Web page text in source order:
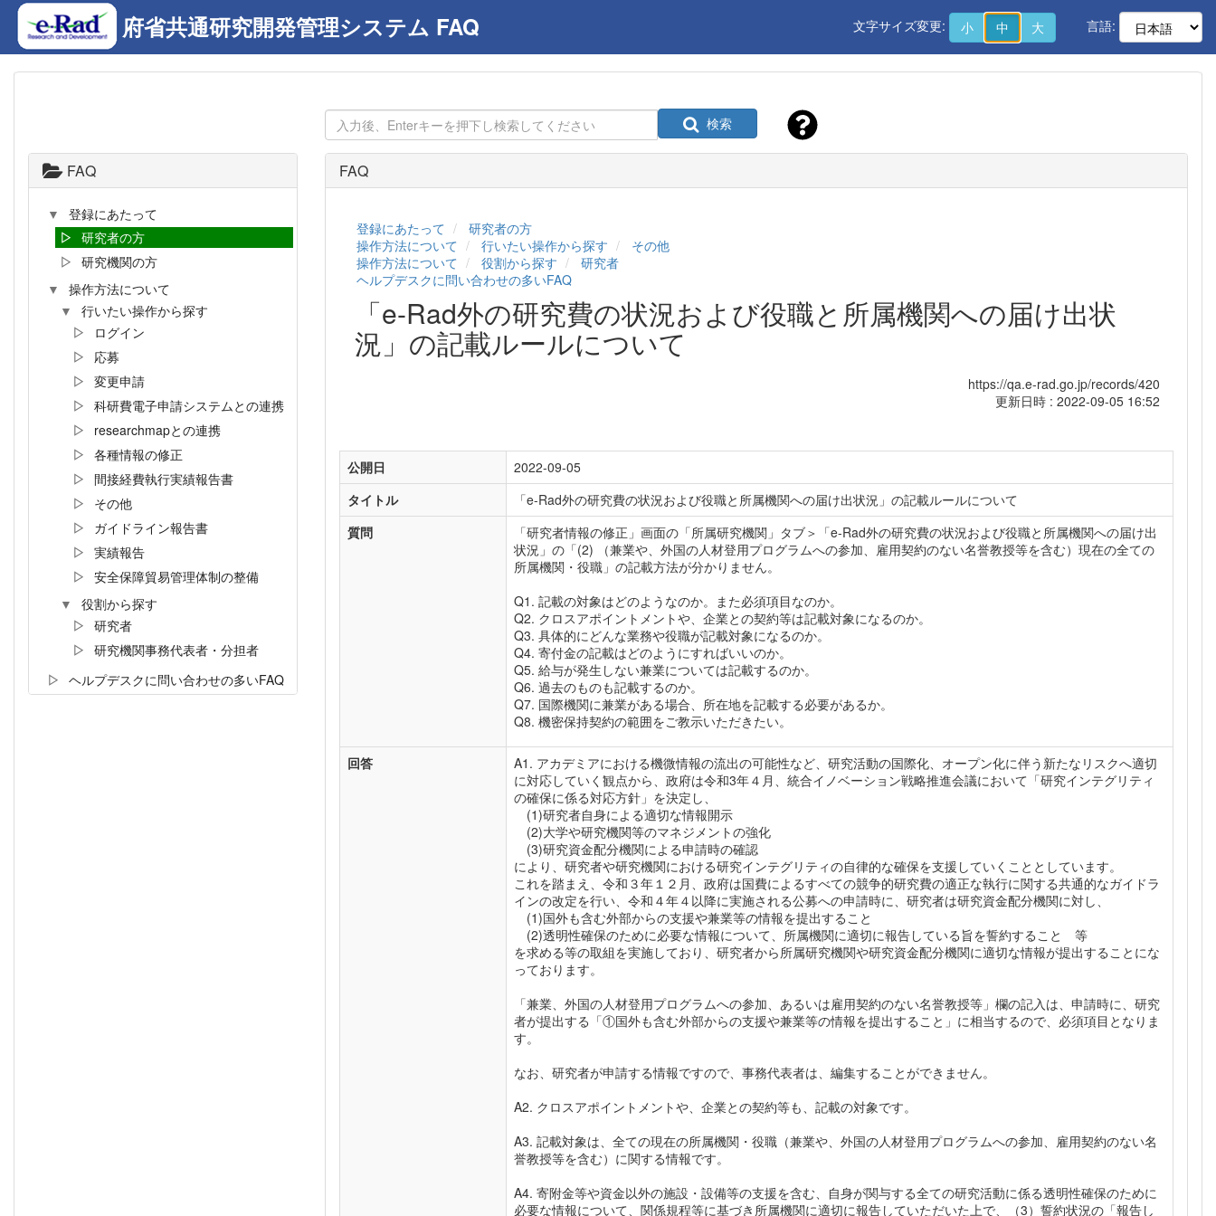
府省共通研究開発管理システム FAQ 文字サイズ変更: 小 中 大 言語:
検索
FAQ
登録にあたって
研究者の方
研究機関の方
操作方法について
行いたい操作から探す
ログイン
応募
変更申請
科研費電子申請システムとの連携
researchmapとの連携
各種情報の修正
間接経費執行実績報告書
その他
ガイドライン報告書
実績報告
安全保障貿易管理体制の整備
役割から探す
研究者
研究機関事務代表者・分担者
ヘルプデスクに問い合わせの多いFAQ
FAQ
登録にあたって
研究者の方
操作方法について
行いたい操作から探す
その他
操作方法について
役割から探す
研究者
ヘルプデスクに問い合わせの多いFAQ
「e-Rad外の研究費の状況および役職と所属機関への届け出状
況」の記載ルールについて
https://qa.e-rad.go.jp/records/420
更新日時 : 2022-09-05 16:52
公開日
2022-09-05
タイトル
「e-Rad外の研究費の状況および役職と所属機関への届け出状況」の記載ルールについて
質問
「研究者情報の修正」画面の「所属研究機関」タブ＞「e-Rad外の研究費の状況および役職と所属機関への届け出
状況」の「(2) （兼業や、外国の人材登用プログラムへの参加、雇用契約のない名誉教授等を含む）現在の全ての
所属機関・役職」の記載方法が分かりません。
Q1. 記載の対象はどのようなのか。また必須項目なのか。
Q2. クロスアポイントメントや、企業との契約等は記載対象になるのか。
Q3. 具体的にどんな業務や役職が記載対象になるのか。
Q4. 寄付金の記載はどのようにすればいいのか。
Q5. 給与が発生しない兼業については記載するのか。
Q6. 過去のものも記載するのか。
Q7. 国際機関に兼業がある場合、所在地を記載する必要があるか。
Q8. 機密保持契約の範囲をご教示いただきたい。
回答
A1. アカデミアにおける機微情報の流出の可能性など、研究活動の国際化、オープン化に伴う新たなリスクへ適切
に対応していく観点から、政府は令和3年４月、統合イノベーション戦略推進会議において「研究インテグリティ
の確保に係る対応方針」を決定し、
(1)研究者自身による適切な情報開示
(2)大学や研究機関等のマネジメントの強化
(3)研究資金配分機関による申請時の確認
により、研究者や研究機関における研究インテグリティの自律的な確保を支援していくこととしています。
これを踏まえ、令和３年１２月、政府は国費によるすべての競争的研究費の適正な執行に関する共通的なガイドラ
インの改定を行い、令和４年４以降に実施される公募への申請時に、研究者は研究資金配分機関に対し、
(1)国外も含む外部からの支援や兼業等の情報を提出すること
(2)透明性確保のために必要な情報について、所属機関に適切に報告している旨を誓約すること　等
を求める等の取組を実施しており、研究者から所属研究機関や研究資金配分機関に適切な情報が提出することにな
っております。
「兼業、外国の人材登用プログラムへの参加、あるいは雇用契約のない名誉教授等」欄の記入は、申請時に、研究
者が提出する「①国外も含む外部からの支援や兼業等の情報を提出すること」に相当するので、必須項目となりま
す。
なお、研究者が申請する情報ですので、事務代表者は、編集することができません。
A2. クロスアポイントメントや、企業との契約等も、記載の対象です。
A3. 記載対象は、全ての現在の所属機関・役職（兼業や、外国の人材登用プログラムへの参加、雇用契約のない名
誉教授等を含む）に関する情報です。
A4. 寄附金等や資金以外の施設・設備等の支援を含む、自身が関与する全ての研究活動に係る透明性確保のために
必要な情報について、関係規程等に基づき所属機関に適切に報告していただいた上で、（3）誓約状況の「報告し